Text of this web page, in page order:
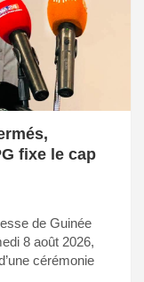
fixe le cap
de Guinée
8 août 2026,
cérémonie